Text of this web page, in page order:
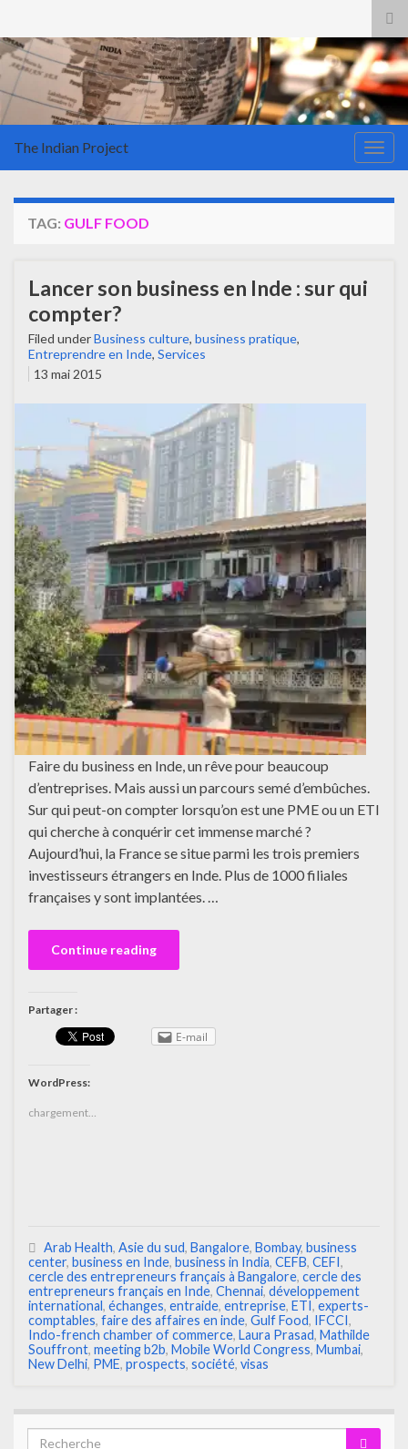
The Indian Project
TAG: GULF FOOD
Lancer son business en Inde : sur qui
compter?
Filed underBusiness culture, business pratique,
Entreprendre en Inde, Services
13 mai 2015
Faire du business en Inde, un rêve pour beaucoup
d’entreprises. Mais aussi un parcours semé d’embûches.
Sur qui peut-on compter lorsqu’on est une PME ou un ETI
qui cherche à conquérir cet immense marché ?
Aujourd’hui, la France se situe parmi les trois premiers
investisseurs étrangers en Inde. Plus de 1000 filiales
françaises y sont implantées. …
Continue reading
Partager :
E-mail
WordPress:
chargement…
Arab Health, Asie du sud, Bangalore, Bombay, business
center, business en Inde, business in India, CEFB, CEFI,
cercle des entrepreneurs français à Bangalore, cercle des
entrepreneurs français en Inde, Chennai, développement
international, échanges, entraide, entreprise, ETI, experts-
comptables, faire des affaires en inde, Gulf Food, IFCCI,
Indo-french chamber of commerce, Laura Prasad, Mathilde
Souffront, meeting b2b, Mobile World Congress, Mumbai,
New Delhi, PME, prospects, société, visas